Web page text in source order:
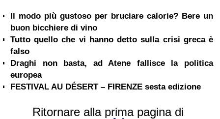
Il modo più gustoso per bruciare calorie? Bere un
buon bicchiere di vino
Tutto quello che vi hanno detto sulla crisi greca è
falso
Draghi non basta, ad Atene fallisce la politica
europea
FESTIVAL AU DÉSERT – FIRENZE sesta edizione
Ritornare alla prima pagina di